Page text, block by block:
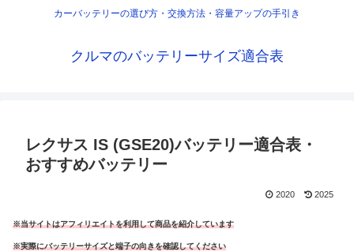
カーバッテリーの選び方・交換方法・容量アップの手引き
クルマのバッテリーサイズ適合表
レクサス IS (GSE20)バッテリー適合表・
おすすめバッテリー
2020 2025
※当サイトはアフィリエイトを利用して商品を紹介しています
※実際にバッテリーサイズと端子の向きを確認してください